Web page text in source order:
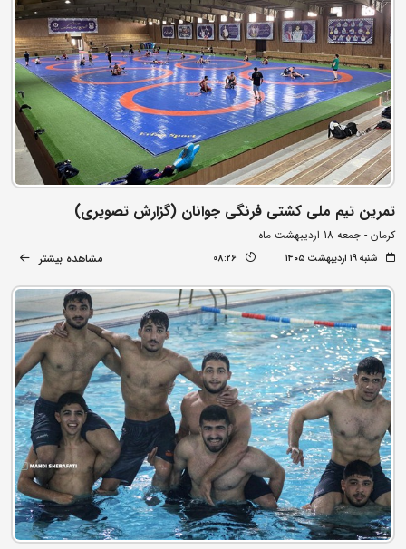
تمرین تیم ملی کشتی فرنگی جوانان (گزارش تصویری)
کرمان - جمعه 18 اردیبهشت ماه
شنبه ۱۹ اردیبهشت ۱۴۰۵ 08:26 مشاهده بیشتر